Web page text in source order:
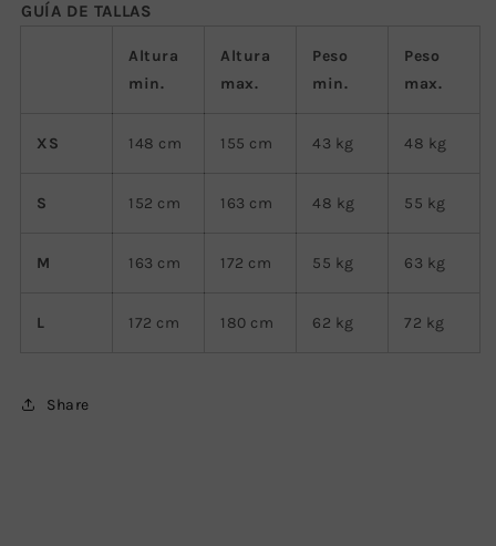
GUÍA DE TALLAS
Altura
min.
Altura
max.
Peso
min.
Peso
max.
XS 148 cm 155 cm 43 kg 48 kg
S 152 cm 163 cm 48 kg 55 kg
M 163 cm 172 cm 55 kg 63 kg
L 172 cm 180 cm 62 kg 72 kg
Share